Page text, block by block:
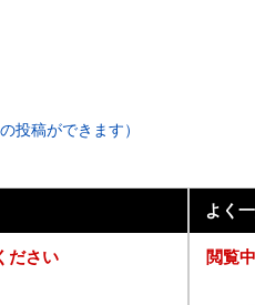
投稿ができます）
ださい
よく
閲覧